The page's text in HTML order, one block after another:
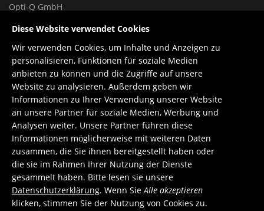
Opti-Q GmbH
1030 Wien, Österreich
Tel.: +43 699 150 84 588
Support: +43 660 1960 270
E-Mail:office@opti-q.com
Support:support@opti-q.com
Diese Website verwendet Cookies
Wir verwenden Cookies, um Inhalte und Anzeigen zu
personalisieren, Funktionen für soziale Medien
anbieten zu können und die Zugriffe auf unsere
Website zu analysieren. Außerdem geben wir
Informationen zu Ihrer Verwendung unserer Website
an unsere Partner für soziale Medien, Werbung und
Analysen weiter. Unsere Partner führen diese
Informationen möglicherweise mit weiteren Daten
zusammen, die Sie ihnen bereitgestellt haben oder
die sie im Rahmen Ihrer Nutzung der Dienste
gesammelt haben. Bitte lesen sie unsere
Datenschutzerklärung. Wenn SieAlle akzeptieren
klicken, stimmen Sie der Nutzung von Cookies zu.